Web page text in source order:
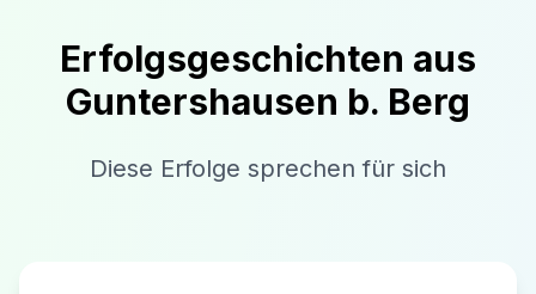
Erfolgsgeschichten aus
Guntershausen b. Berg
Diese Erfolge sprechen für sich